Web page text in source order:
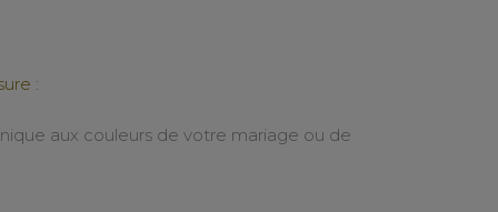
:
aux couleurs de votre mariage ou de